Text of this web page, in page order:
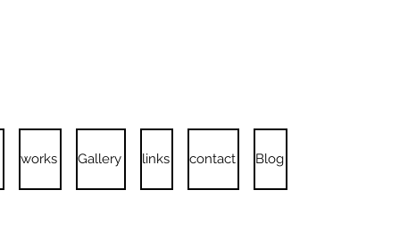
works Gallery links contact Blog